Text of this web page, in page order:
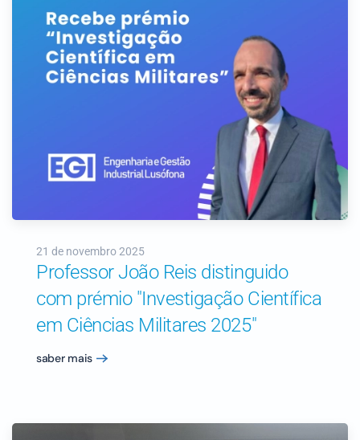
21 de novembro 2025
Professor João Reis distinguido
com prémio "Investigação Científica
em Ciências Militares 2025"
saber mais